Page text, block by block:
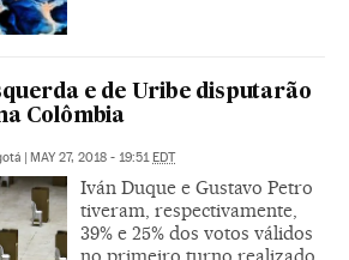
e de Uribe disputarão
Colômbia
MAY 27, 2018 - 19:51 EDT
Iván Duque e Gustavo Petro
tiveram, respectivamente,
39% e 25% dos votos válidos